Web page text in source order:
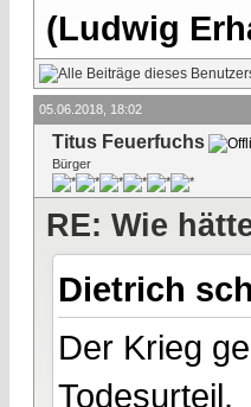
(Ludwig
05.06.2018, 18:02
Titus Feuerfuchs
Bürger
RE: Wie
Dietrich
Der Krieg
Todesurteil.